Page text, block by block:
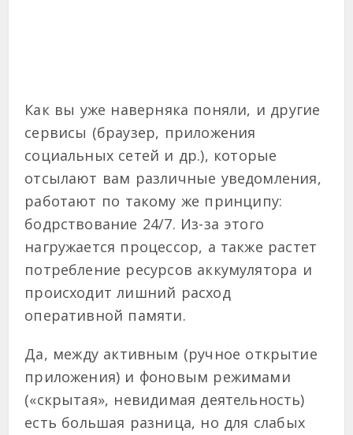
Как вы уже наверняка поняли, и другие
сервисы (браузер, приложения
социальных сетей и др.), которые
отсылают вам различные уведомления,
работают по такому же принципу:
бодрствование 24/7. Из-за этого
нагружается процессор, а также растет
потребление ресурсов аккумулятора и
происходит лишний расход
оперативной памяти.
Да, между активным (ручное открытие
приложения) и фоновым режимами
(«скрытая», невидимая деятельность)
есть большая разница, но для слабых